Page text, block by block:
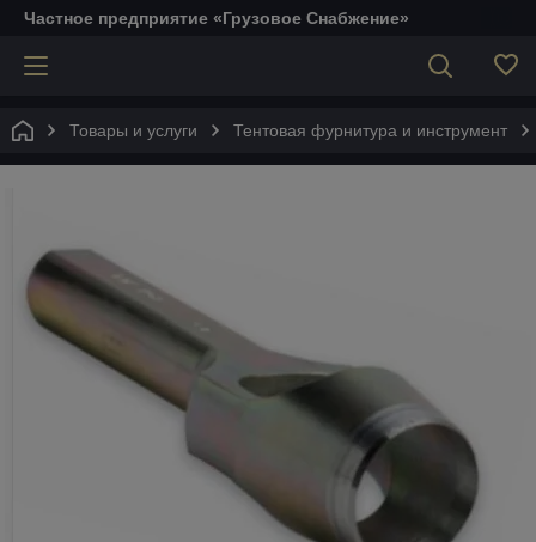
Частное предприятие «Грузовое Снабжение»
Товары и услуги Тентовая фурнитура и инструмент